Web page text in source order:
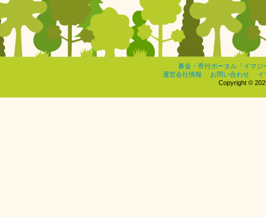
募金・寄付ポータル「イマジ
運営会社情報
お問い合わせ
イ
Copyright ©